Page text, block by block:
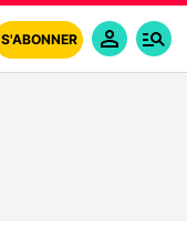
S'ABONNER